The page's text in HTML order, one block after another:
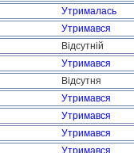
Утрималась
Утримався
Відсутній
Утримався
Відсутня
Утримався
Утримався
Утримався
Утримався